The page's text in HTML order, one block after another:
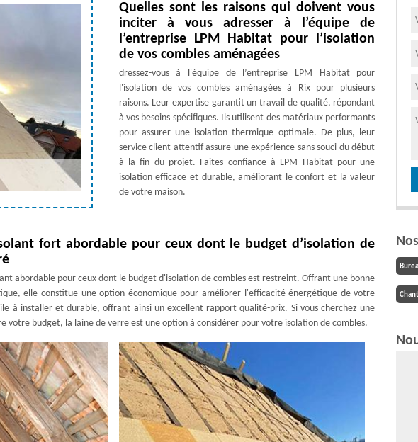
Quelles sont les raisons qui doivent vous
inciter à vous adresser à l’équipe de
l’entreprise LPM Habitat pour l’isolation
de vos combles aménagées
dressez-vous à l'équipe de l’entreprise LPM Habitat pour
l'isolation de vos combles aménagées à Rix pour plusieurs
raisons. Leur expertise garantit un travail de qualité, répondant
à vos besoins spécifiques. Ils utilisent des matériaux performants
pour assurer une isolation thermique optimale. De plus, leur
service client attentif assure une expérience sans souci du début
à la fin du projet. Faites confiance à LPM Habitat pour une
isolation efficace et durable, améliorant le confort et la valeur
de votre maison.
fort abordable pour ceux dont le budget d’isolation de
abordable pour ceux dont le budget d'isolation de combles est restreint. Offrant une bonne
elle constitue une option économique pour améliorer l'efficacité énergétique de votre
à installer et durable, offrant ainsi un excellent rapport qualité-prix. Si vous cherchez une
votre budget, la laine de verre est une option à considérer pour votre isolation de combles.